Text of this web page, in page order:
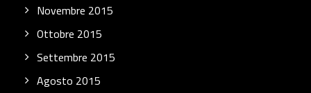
Novembre 2015
Ottobre 2015
Settembre 2015
Agosto 2015